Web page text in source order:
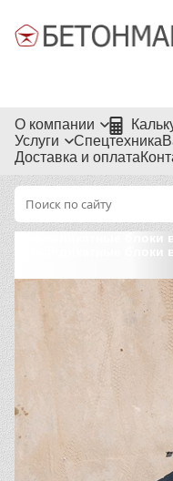
О компании
Услуги
Спецтехника
Доставка и оплата
Газосиликатные блоки
Газосиликатные блоки